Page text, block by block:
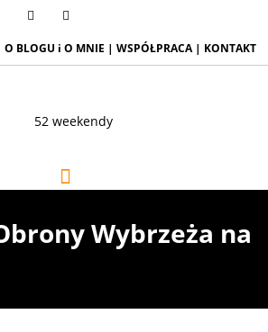
O BLOGU i O MNIE | WSPÓŁPRACA | KONTAKT
Wybrzeża na